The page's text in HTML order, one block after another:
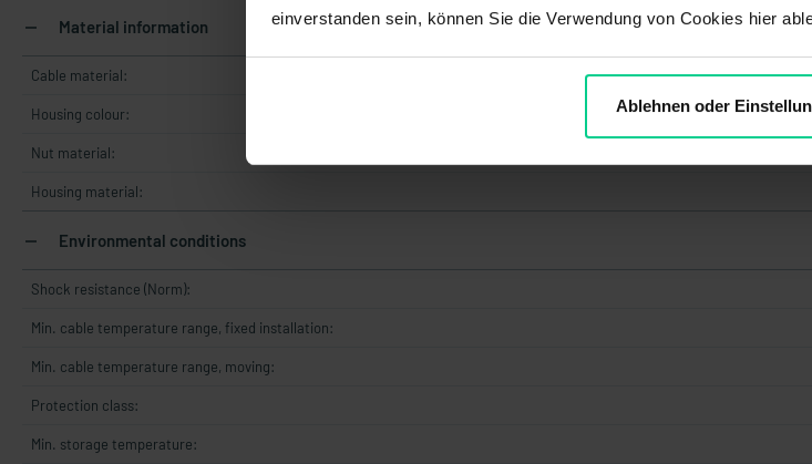
einverstanden sein, können Sie die Verwendung von Cookies hier
Ablehnen oder
Material information
Cable material:
Housing colour:
Nut material:
Housing material:
Environmental conditions
Shock resistance (Norm):
Min. cable temperature range, fixed installation:
Min. cable temperature range, moving:
Protection class:
Min. storage temperature: